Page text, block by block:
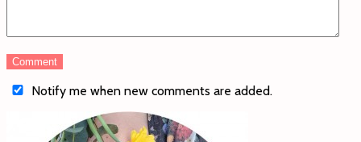
Notify me when new comments are added.